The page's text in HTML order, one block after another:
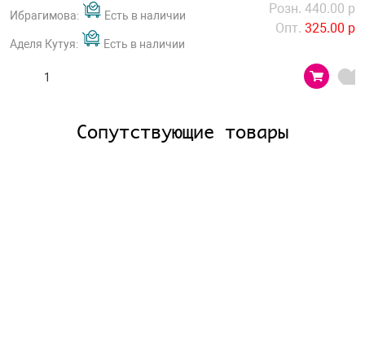
Ибрагимова: Есть в наличии
Аделя Кутуя: Есть в наличии
Розн. 440.00 р
Опт. 325.00 р
Сопутствующие товары